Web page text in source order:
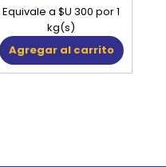
Equivale a $U 300 por 1
kg(s)
Agregar al carrito